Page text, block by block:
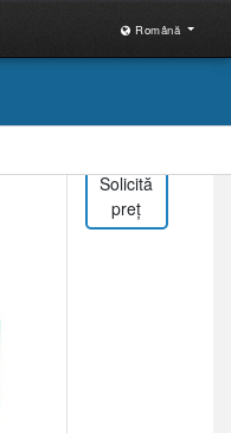
Română
Solicită
preț